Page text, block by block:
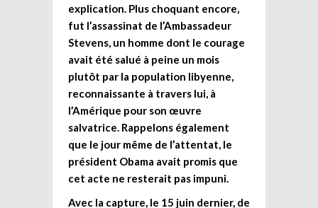
explication. Plus choquant encore,
fut l’assassinat de l’Ambassadeur
Stevens, un homme dont le courage
avait été salué à peine un mois
plutôt par la population libyenne,
reconnaissante à travers lui, à
l’Amérique pour son œuvre
salvatrice. Rappelons également
que le jour même de l’attentat, le
président Obama avait promis que
cet acte ne resterait pas impuni.
Avec la capture, le 15 juin dernier, de